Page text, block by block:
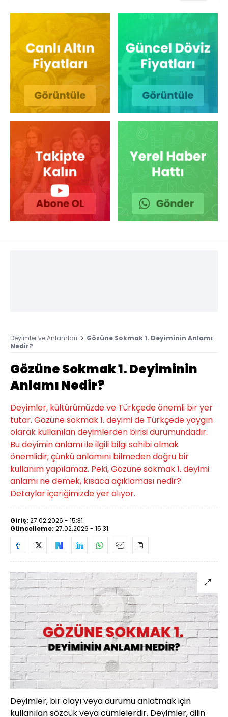
Deyimler ve Anlamları
Gözüne Sokmak 1. Deyiminin Anlamı
Nedir?
Gözüne Sokmak 1. Deyiminin
Anlamı Nedir?
Deyimler, kültürümüzde ve Türkçede önemli bir yer
tutar. Gözüne sokmak 1. deyimi de Türkçede yaygın
olarak kullanılan deyimlerden birisi durumundadır.
Bu deyimin anlamı ile ilgili bilgi sahibi olmak
önemlidir; çünkü anlamını bilmeden doğru bir
kullanım yapılamaz. Peki, Gözüne sokmak 1. deyimi
anlamı ne demek, kısaca açıklaması nedir?
Detaylar içeriğimizde yer alıyor.
Giriş: 27.02.2026 - 15:31
Güncelleme: 27.02.2026 - 15:31
Deyimler, bir olayı veya durumu anlatmak için
kullanılan sözcük veya cümlelerdir. Deyimler, dilin